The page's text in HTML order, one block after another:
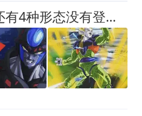
龙珠，沙鲁理论上还有4种形态没有登场，最后一种战斗力要爆炸了